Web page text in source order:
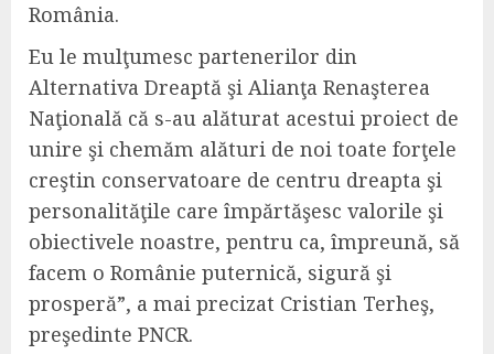
România.
Eu le mulţumesc partenerilor din
Alternativa Dreaptă şi Alianţa Renaşterea
Naţională că s-au alăturat acestui proiect de
unire şi chemăm alături de noi toate forţele
creştin conservatoare de centru dreapta şi
personalităţile care împărtăşesc valorile şi
obiectivele noastre, pentru ca, împreună, să
facem o Românie puternică, sigură şi
prosperă”, a mai precizat Cristian Terheş,
preşedinte PNCR.